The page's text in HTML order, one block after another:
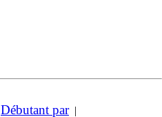
Débutant par|